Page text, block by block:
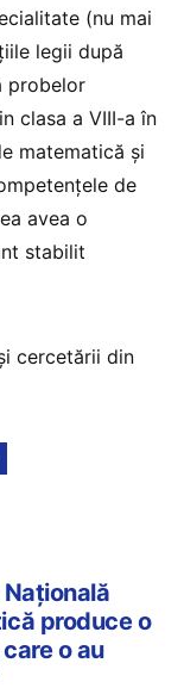
(nu mai
legii după
probelor
clasa a VIII-a în
matematică și
de
avea o
stabilit
cercetării din
produce o
o au